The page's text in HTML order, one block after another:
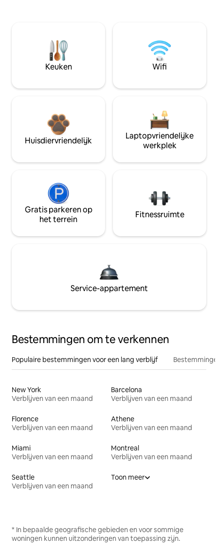
Keuken Wifi
Huisdiervriendelijk
Laptopvriendelijke
werkplek
Gratis parkeren op
het terrein
Fitnessruimte
Service-appartement
Bestemmingen om te verkennen
Populaire bestemmingen voor een lang verblijf
New York
Verblijven van een maand
Barcelona
Verblijven van een maand
Florence
Verblijven van een maand
Athene
Verblijven van een maand
Miami
Verblijven van een maand
Montreal
Verblijven van een maand
Seattle
Verblijven van een maand
Toon meer
* In bepaalde geografische gebieden en voor sommige
woningen kunnen uitzonderingen van toepassing zijn.